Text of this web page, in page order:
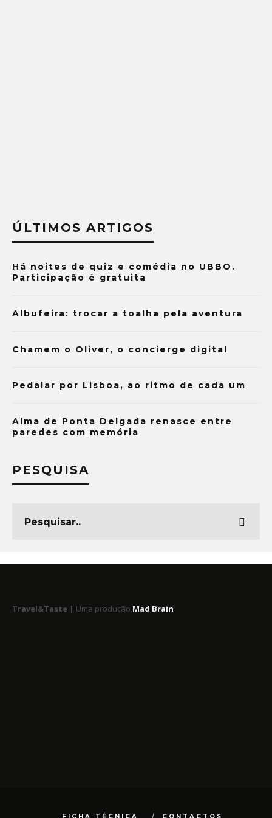
ÚLTIMOS ARTIGOS
Há noites de quiz e comédia no UBBO.
Participação é gratuita
Albufeira: trocar a toalha pela aventura
Chamem o Oliver, o concierge digital
Pedalar por Lisboa, ao ritmo de cada um
Alma de Ponta Delgada renasce entre
paredes com memória
PESQUISA
Travel&Taste | Uma produção Mad Brain